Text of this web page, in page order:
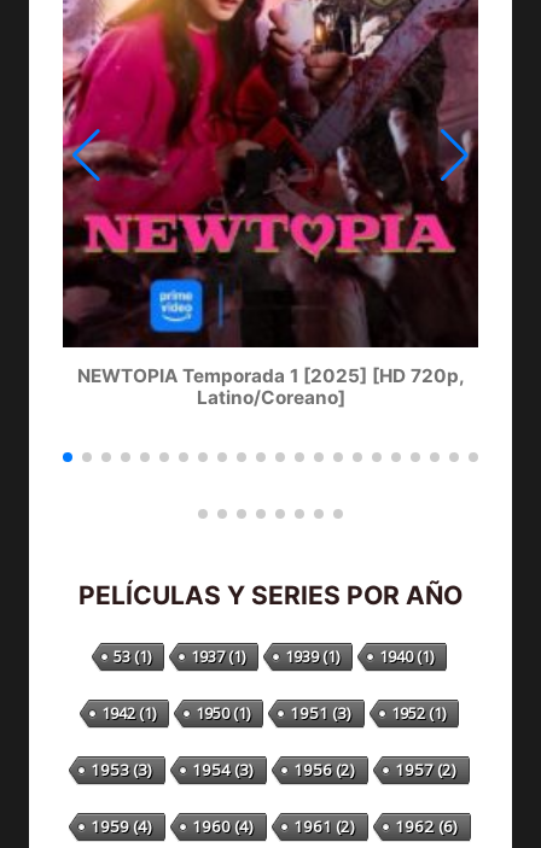
PELÍCULAS Y SERIES POR AÑO
53(1) 1937(1) 1939(1) 1940(1)
1942(1) 1950(1) 1951(3) 1952(1)
1953(3) 1954(3) 1956(2) 1957(2)